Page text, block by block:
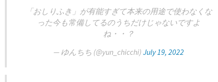
「おしりふき」が有能すぎて本来の用途で使わなくな
った今も常備してるのうちだけじゃないですよ
ね・・？
— ゆんちち (@yun_chicchi) July 19, 2022